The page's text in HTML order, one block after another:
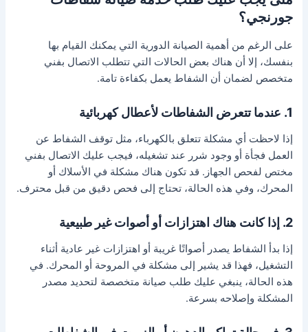
جورنجي؟
على الرغم من أهمية الصيانة الدورية التي يمكنك القيام بها
بنفسك، إلا أن هناك بعض الحالات التي تتطلب الاتصال بفني
متخصص لضمان أن الشفاط يعمل بكفاءة تامة.
1. عندما تتعرض الشفاطات لأعطال كهربائية
إذا لاحظت أي مشكلة تتعلق بالكهرباء، مثل توقف الشفاط عن
العمل فجأة أو وجود شرر عند تشغيله، فيجب عليك الاتصال بفني
مختص لفحص الجهاز. قد تكون هناك مشكلة في الأسلاك أو
المحرك، وفي هذه الحالة، تحتاج إلى فحص دقيق من قبل محترف.
2. إذا كانت هناك اهتزازات أو أصوات غير طبيعية
إذا بدأ الشفاط يصدر أصواتًا غريبة أو اهتزازات غير عادية أثناء
التشغيل، فهذا قد يشير إلى مشكلة في المروحة أو المحرك. في
هذه الحالة، ينبغي عليك طلب صيانة متخصصة لتحديد مصدر
المشكلة وإصلاحه بسرعة.